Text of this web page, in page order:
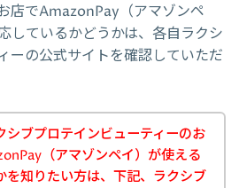
店でAmazonPay（アマゾンペ
しているかどうかは、各自ラクシ
ーの公式サイトを確認していただ
シブプロテインビューティーのお
（アマゾンペイ）が使える
を知りたい方は、下記、ラクシブ